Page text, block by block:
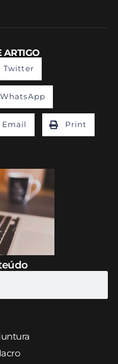
ARTIGO
Twitter
WhatsApp
Email Print